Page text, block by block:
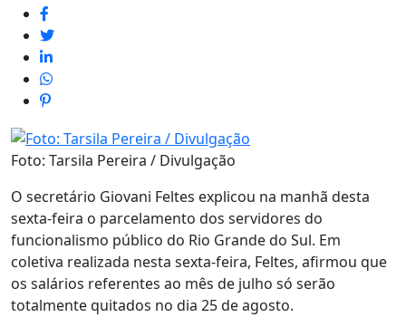
Foto: Tarsila Pereira / Divulgação
O secretário Giovani Feltes explicou na manhã desta
sexta-feira o parcelamento dos servidores do
funcionalismo público do Rio Grande do Sul. Em
coletiva realizada nesta sexta-feira, Feltes, afirmou que
os salários referentes ao mês de julho só serão
totalmente quitados no dia 25 de agosto.